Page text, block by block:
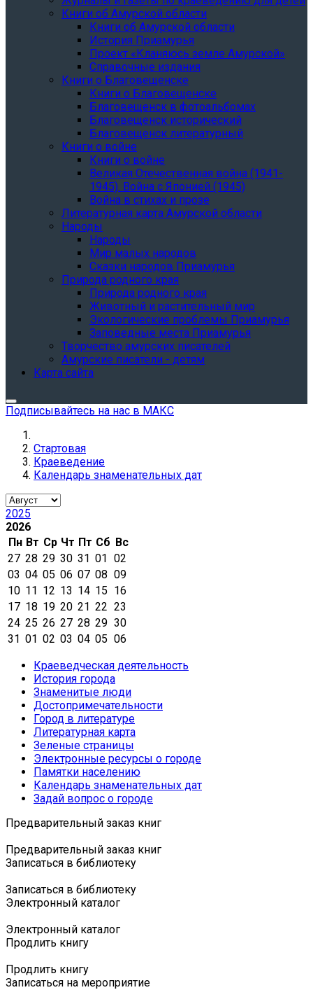
Книги об Амурской области
Книги об Амурской области
История Приамурья
Проект «Кланяюсь земле Амурской»
Справочные издания
Книги о Благовещенске
Книги о Благовещенске
Благовещенск в фотоальбомах
Благовещенск исторический
Благовещенск литературный
Книги о войне
Книги о войне
Великая Отечественная война (1941-
1945). Война с Японией (1945)
Война в стихах и прозе
Литературная карта Амурской области
Народы
Народы
Мир малых народов
Сказки народов Приамурья
Природа родного края
Природа родного края
Животный и растительный мир
Экологические проблемы Приамурья
Заповедные места Приамурья
Творчество амурских писателей
Амурские писатели - детям
Карта сайта
Подписывайтесь на нас в МАКС
Стартовая
Краеведение
Календарь знаменательных дат
2025
2026
Пн Вт Ср Чт Пт Сб Вс
27 28 29 30 31 01 02
03 04 05 06 07 08 09
10 11 12 13 14 15 16
17 18 19 20 21 22 23
24 25 26 27 28 29 30
31 01 02 03 04 05 06
Краеведческая деятельность
История города
Знаменитые люди
Достопримечательности
Город в литературе
Литературная карта
Зеленые страницы
Электронные ресурсы о городе
Памятки населению
Календарь знаменательных дат
Задай вопрос о городе
Предварительный заказ книг
Предварительный заказ книг
Записаться в библиотеку
Записаться в библиотеку
Электронный каталог
Электронный каталог
Продлить книгу
Продлить книгу
Записаться на мероприятие